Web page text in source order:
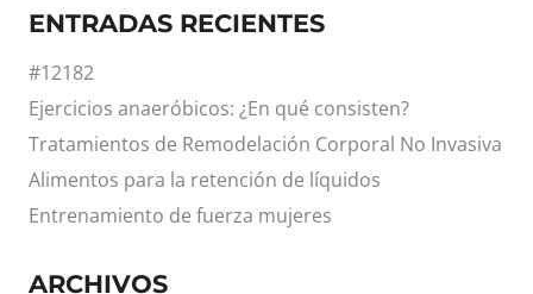
ENTRADAS RECIENTES
#12182
Ejercicios anaeróbicos: ¿En qué consisten?
Tratamientos de Remodelación Corporal No Invasiva
Alimentos para la retención de líquidos
Entrenamiento de fuerza mujeres
ARCHIVOS